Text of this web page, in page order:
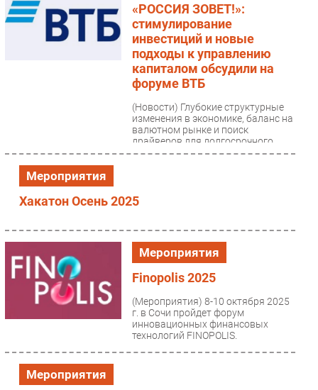
«РОССИЯ ЗОВЕТ!»:
стимулирование
инвестиций и новые
подходы к управлению
капиталом обсудили на
форуме ВТБ
(Новости) Глубокие структурные
изменения в экономике, баланс на
валютном рынке и поиск
драйверов для долгосрочного
роста стали ключевыми темами...
Мероприятия
Хакатон Осень 2025
Мероприятия
Finopolis 2025
(Мероприятия) 8-10 октября 2025
г. в Сочи пройдет форум
инновационных финансовых
технологий FINOPOLIS.
Мероприятия